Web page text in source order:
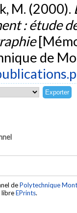
M. (2000).
: étude
de
dePolytechnique
libreEPrints.